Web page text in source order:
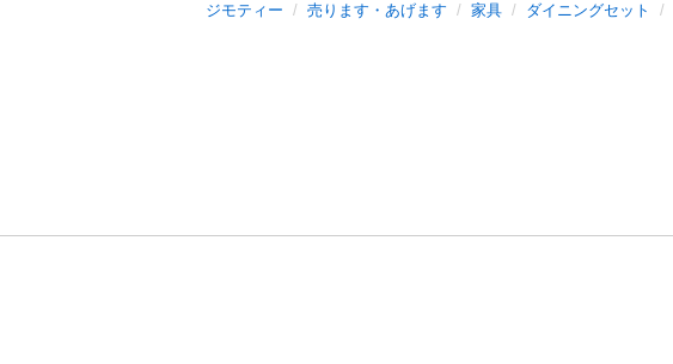
ジモティー 売ります・あげます 家具 ダイニングセット